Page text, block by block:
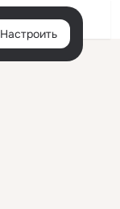
Настроить